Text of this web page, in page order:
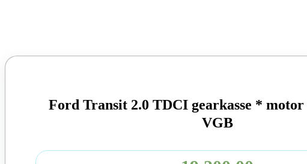
Ford Transit 2.0 TDCI gearkasse *
VGB